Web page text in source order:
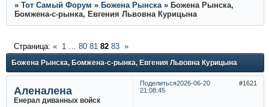
» Тот Самый Форум » Божена Рынска » Божена Рынска,
Бомжена-с-рынка, Евгения Львовна Курицына
Божена Рынска, Бомжена-с-рынка, Евгения Львовна Курицына
Страница: « 1 80 81 82 83 »
Поделиться 1621
2026-06-20
21:08:45
Аленалена
Енерал диванных войск